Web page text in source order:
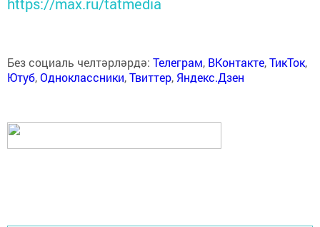
Без социаль челтәрләрдә: Телеграм, ВКонтакте,ТикТок,
Ютуб,Одноклассники,Твиттер, Яндекс.Дзен